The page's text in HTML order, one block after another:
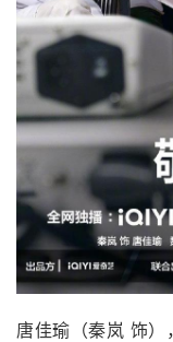
唐佳瑜（秦岚 饰）